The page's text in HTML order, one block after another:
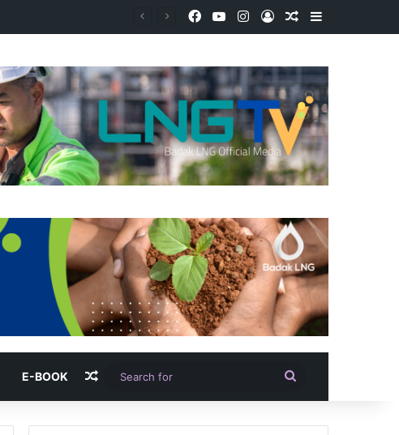
Facebook
YouTubeInstagram
Log InRandom Article
Sidebar
E-BOOK Random Article
for